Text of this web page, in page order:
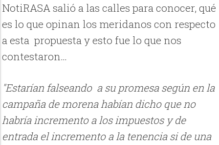
NotiRASA salió a las calles para conocer, qué
es lo que opinan los meridanos con respecto
a esta propuesta y esto fue lo que nos
contestaron…
"Estarían falseando a su promesa según en la
campaña de morena habían dicho que no
habría incremento a los impuestos y de
entrada el incremento a la tenencia si de una